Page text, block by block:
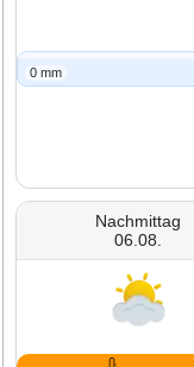
0 mm
Nachmittag
06.08.